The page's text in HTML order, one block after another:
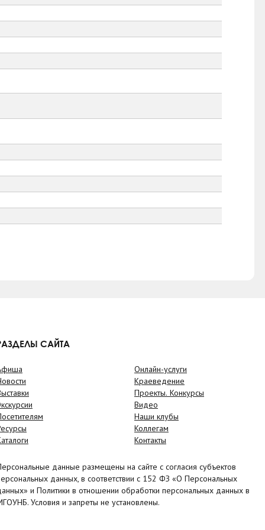
САЙТА
Онлайн-услуги
Краеведение
Проекты. Конкурсы
Видео
Наши клубы
Коллегам
Контакты
данные размещены на сайте с согласия субъектов
данных, в соответствии с 152 ФЗ «О Персональных
и Политики в отношении обработки персональных данных в
Условия и запреты не установлены.